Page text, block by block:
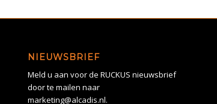
NIEUWSBRIEF
Meld u aan voor de RUCKUS nieuwsbrief
door te mailen naar
marketing@alcadis.nl.